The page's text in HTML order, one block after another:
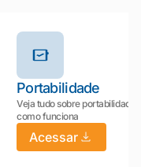
Portabilidade
Veja tudo sobre portabilidade:
como funciona
Acessar